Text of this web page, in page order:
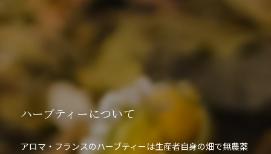
ハーブティーについて
アロマ・フランスのハーブティーは生産者自身の畑で無農薬